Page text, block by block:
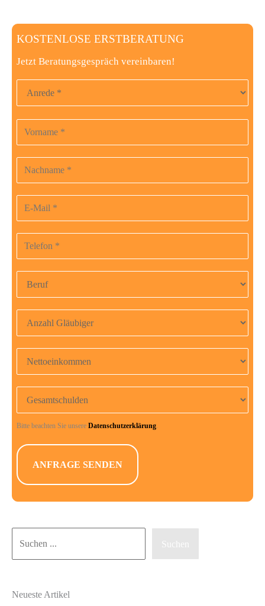
KOSTENLOSE ERSTBERATUNG
Jetzt Beratungsgespräch vereinbaren!
Anrede
Bitte
lasse
dieses
Feld
Vorname
Nachname
E-Mail-Adresse
Telefonnummer
Beruf
Anzahl Gläubiger
Nettoeinkommen
Gesamtschulden
Bitte beachten Sie unsere Datenschutzerklärung.
Suchen
Neueste Artikel